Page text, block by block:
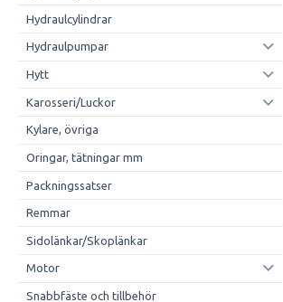
Hydraulcylindrar
Hydraulpumpar
Hytt
Karosseri/Luckor
Kylare, övriga
Oringar, tätningar mm
Packningssatser
Remmar
Sidolänkar/Skoplänkar
Motor
Snabbfäste och tillbehör